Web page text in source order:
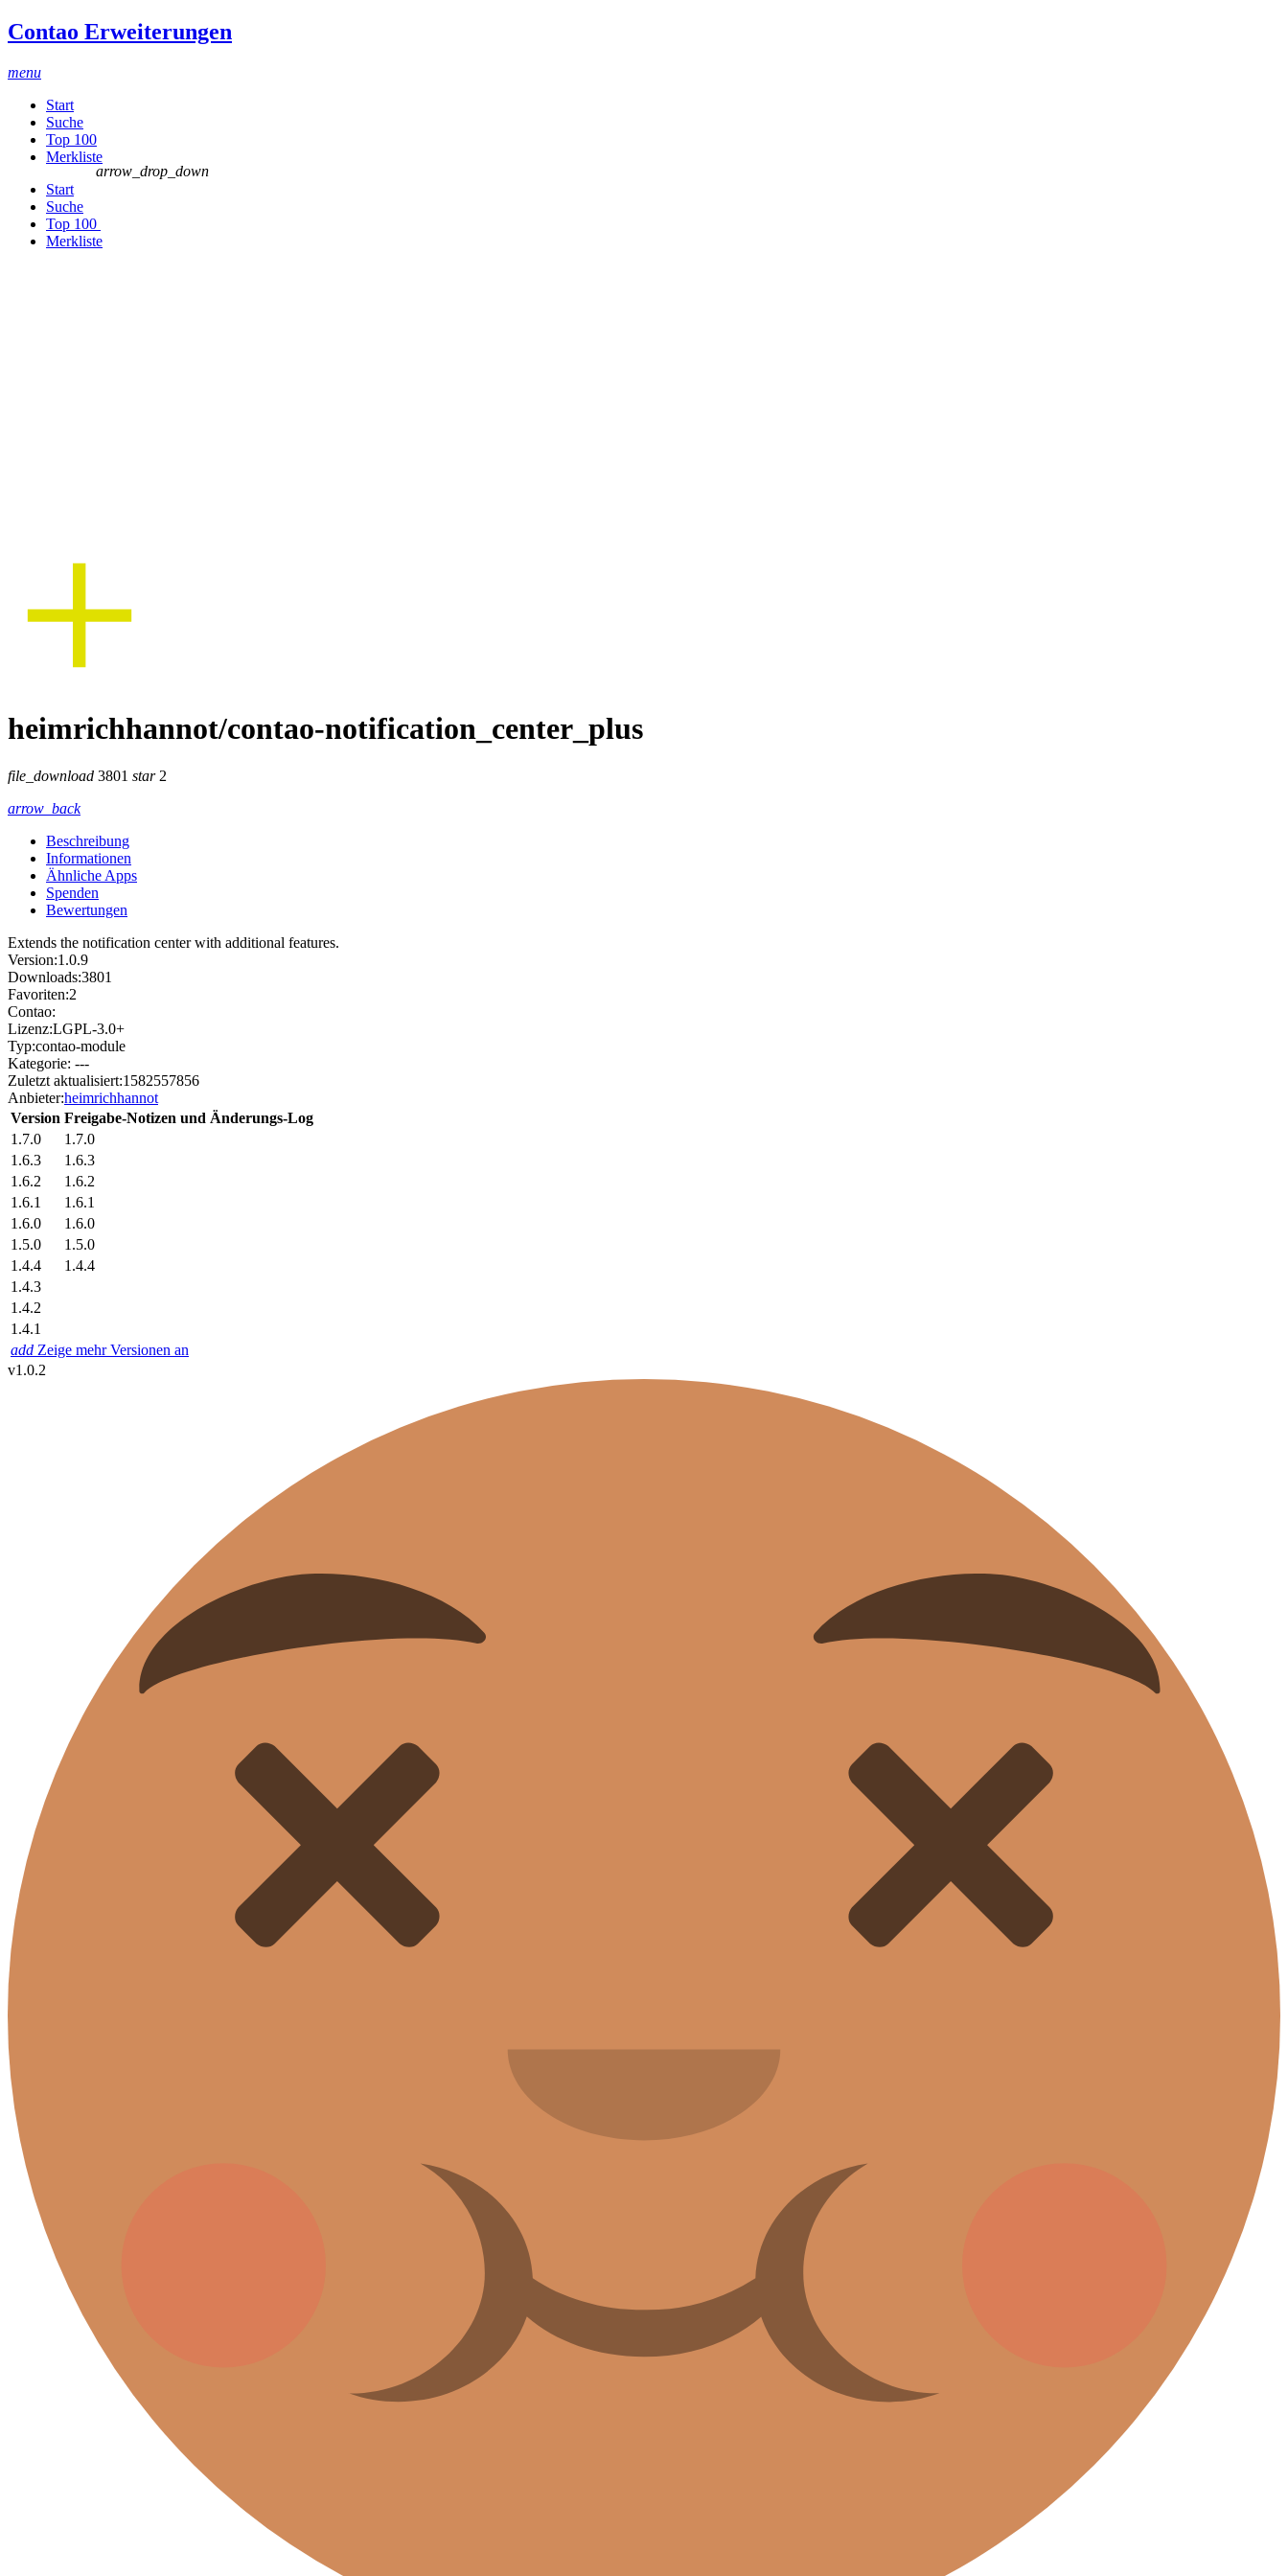
Contao Erweiterungen
menu
Start
Suche
Top 100
Merkliste
Start
Suche
Top 100
arrow_drop_down
Merkliste
heimrichhannot/contao-notification_center_plus
file_download 3801 star2
arrow_back
Beschreibung
Informationen
Ähnliche Apps
Spenden
Bewertungen
Extends the notification center with additional features.
Version:1.0.9
Downloads:3801
Favoriten:2
Contao:
Lizenz:LGPL-3.0+
Typ:contao-module
Kategorie: ---
Zuletzt aktualisiert:1582557856
Anbieter:heimrichhannot
Version Freigabe-Notizen und Änderungs-Log
1.7.0
1.7.0
1.6.3
1.6.3
1.6.2
1.6.2
1.6.1
1.6.1
1.6.0
1.6.0
1.5.0
1.5.0
1.4.4
1.4.4
1.4.3
1.4.2
1.4.1
add Zeige mehr Versionen an
v1.0.2